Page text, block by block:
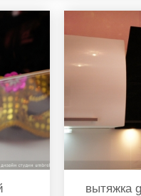
вытяжка